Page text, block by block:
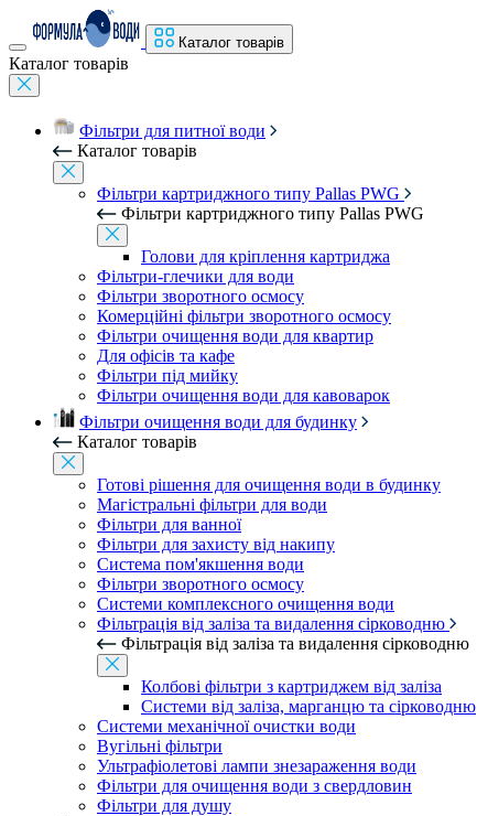
Каталог товарів
Каталог товарів
Фільтри для питної води
Каталог товарів
Фільтри картриджного типу Pallas PWG
Фільтри картриджного типу Pallas PWG
Голови для кріплення картриджа
Фільтри-глечики для води
Фільтри зворотного осмосу
Комерційні фільтри зворотного осмосу
Фільтри очищення води для квартир
Для офісів та кафе
Фільтри під мийку
Фільтри очищення води для кавоварок
Фільтри очищення води для будинку
Каталог товарів
Готові рішення для очищення води в будинку
Магістральні фільтри для води
Фільтри для ванної
Фільтри для захисту від накипу
Система пом'якшення води
Фільтри зворотного осмосу
Системи комплексного очищення води
Фільтрація від заліза та видалення сірководню
Фільтрація від заліза та видалення сірководню
Колбові фільтри з картриджем від заліза
Системи від заліза, марганцю та сірководню
Системи механічної очистки води
Вугільні фільтри
Ультрафіолетові лампи знезараження води
Фільтри для очищення води з свердловин
Фільтри для душу